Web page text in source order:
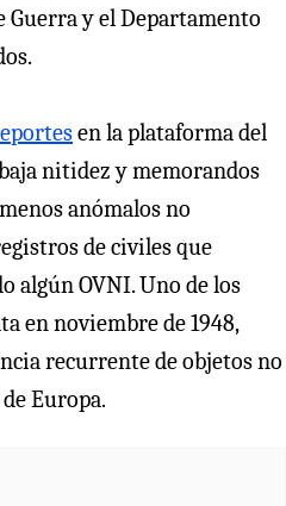
Guerra y el Departamento
en la plataforma del
nitidez y memorandos
anómalos no
de civiles que
algún OVNI. Uno de los
en noviembre de 1948,
recurrente de objetos no
Europa.